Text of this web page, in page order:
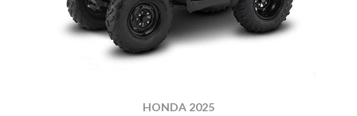
HONDA 2025